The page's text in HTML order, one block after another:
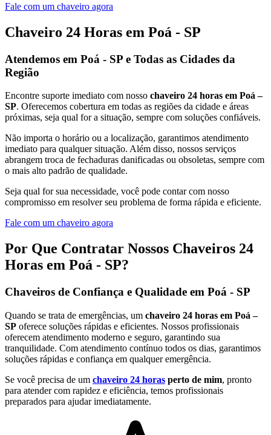
Fale com um chaveiro agora
Chaveiro 24 Horas em Poá - SP
Atendemos em Poá - SP e Todas as Cidades da
Região
Encontre suporte imediato com nosso chaveiro 24 horas em Poá –
SP. Oferecemos cobertura em todas as regiões da cidade e áreas
próximas, seja qual for a situação, sempre com soluções confiáveis.
Não importa o horário ou a localização, garantimos atendimento
imediato para qualquer situação. Além disso, nossos serviços
abrangem troca de fechaduras danificadas ou obsoletas, sempre com
o mais alto padrão de qualidade.
Seja qual for sua necessidade, você pode contar com nosso
compromisso em resolver seu problema de forma rápida e eficiente.
Fale com um chaveiro agora
Por Que Contratar Nossos Chaveiros 24
Horas em Poá - SP?
Chaveiros de Confiança e Qualidade em Poá - SP
Quando se trata de emergências, um chaveiro 24 horas em Poá –
SP oferece soluções rápidas e eficientes. Nossos profissionais
oferecem atendimento moderno e seguro, garantindo sua
tranquilidade. Com atendimento contínuo todos os dias, garantimos
soluções rápidas e confiança em qualquer emergência.
Se você precisa de um chaveiro 24 horas perto de mim, pronto
para atender com rapidez e eficiência, temos profissionais
preparados para ajudar imediatamente.